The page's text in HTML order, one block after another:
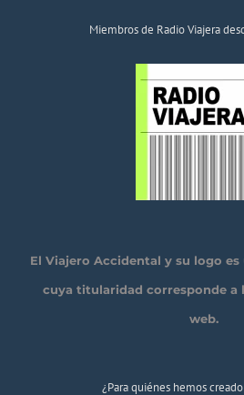
Miembros de Radio Viajera
El Viajero Accidental y su logo
cuya titularidad corresponde a
web.
¿Para quiénes hemos